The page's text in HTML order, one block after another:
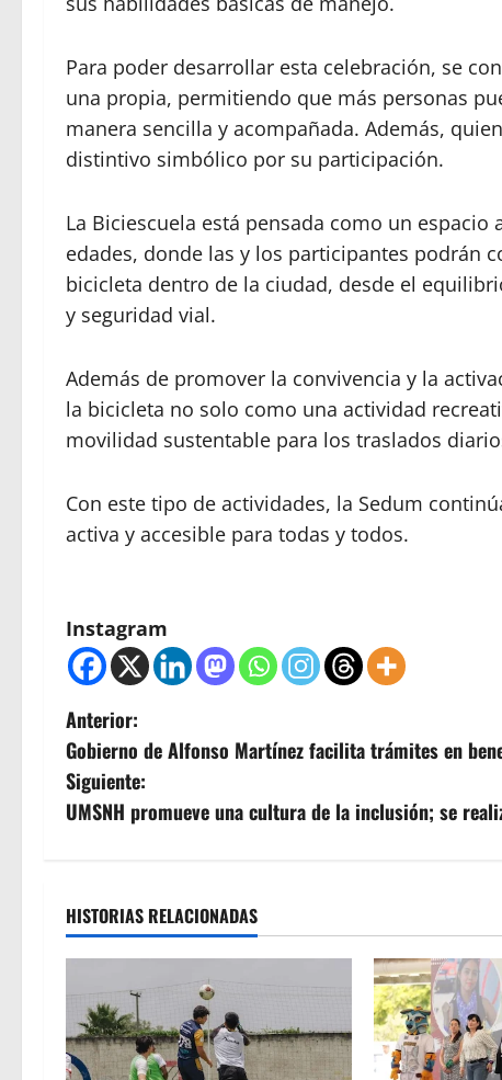
Para poder desarrollar esta celebración, se
una propia, permitiendo que más personas
manera sencilla y acompañada. Además,
distintivo simbólico por su participación.
La Biciescuela está pensada como un
edades, donde las y los participantes podrán
bicicleta dentro de la ciudad, desde el
y seguridad vial.
Además de promover la convivencia y la
la bicicleta no solo como una actividad
movilidad sustentable para los traslados
Con este tipo de actividades, la Sedum
activa y accesible para todas y todos.
Instagram
N
a
v
g
a
i
Anterior:
Gobierno de Alfonso Martínez facilita trámites en
Siguiente:
UMSNH promueve una cultura de la inclusión; se
HISTORIAS RELACIONADAS